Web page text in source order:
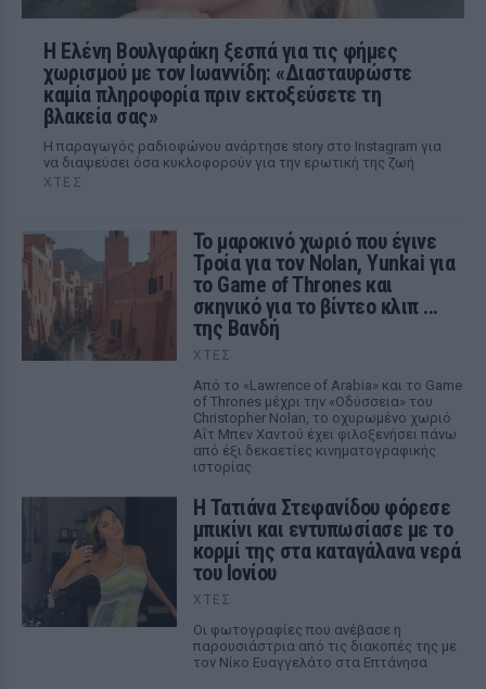
Η Ελένη Βουλγαράκη ξεσπά για τις φήμες
χωρισμού με τον Ιωαννίδη: «Διασταυρώστε
καμία πληροφορία πριν εκτοξεύσετε τη
βλακεία σας»
Η παραγωγός ραδιοφώνου ανάρτησε story στο Instagram για
να διαψεύσει όσα κυκλοφορούν για την ερωτική της ζωή
ΧΤΕΣ
Το μαροκινό χωριό που έγινε
Τροία για τον Nolan, Yunkai για
το Game of Thrones και
σκηνικό για το βίντεο κλιπ ...
της Βανδή
ΧΤΕΣ
Από το «Lawrence of Arabia» και το Game
of Thrones μέχρι την «Οδύσσεια» του
Christopher Nolan, το οχυρωμένο χωριό
Αΐτ Μπεν Χαντού έχει φιλοξενήσει πάνω
από έξι δεκαετίες κινηματογραφικής
ιστορίας
Η Τατιάνα Στεφανίδου φόρεσε
μπικίνι και εντυπωσίασε με το
κορμί της στα καταγάλανα νερά
του Ιονίου
ΧΤΕΣ
Οι φωτογραφίες που ανέβασε η
παρουσιάστρια από τις διακοπές της με
τον Νίκο Ευαγγελάτο στα Επτάνησα